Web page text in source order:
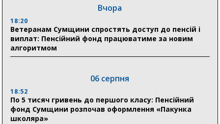
Вчора
18:20
Ветеранам Сумщини спростять доступ до пенсій і
виплат: Пенсійний фонд працюватиме за новим
алгоритмом
06 серпня
18:52
По 5 тисяч гривень до першого класу: Пенсійний
фонд Сумщини розпочав оформлення «Пакунка
школяра»